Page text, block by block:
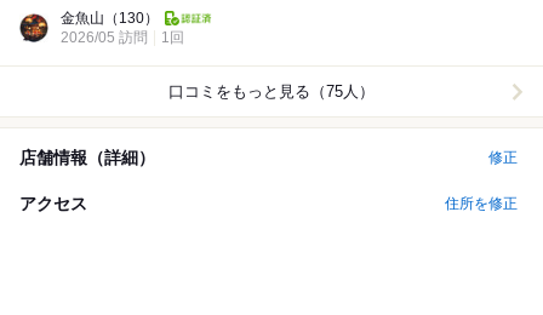
金魚山 （130）
2026/05 訪問
1回
口コミをもっと見る（75人）
店舗情報（詳細） 修正
アクセス 住所を修正